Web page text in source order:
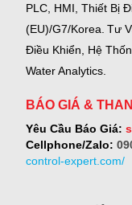
PLC, HMI, Thiết Bị
(EU)/G7/Korea. Tư
Điều Khiển, Hệ
Water Analytics.
BÁO GIÁ &
Yêu Cầu Báo Giá:
Cellphone/Zalo:
control-expert.com/